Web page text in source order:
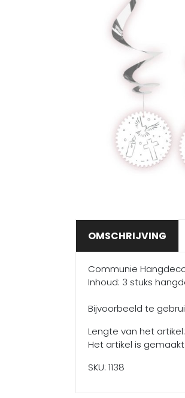
OMSCHRIJVING
Communie
Inhoud: 3 stuks
Bijvoorbeeld te
Lengte van het
Het artikel is
SKU: 1138